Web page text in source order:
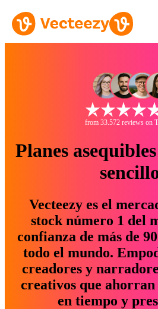
from 33.572 reviews on
Planes
Vecteezy es el
stock número 1 del
confianza de más de
todo el mundo.
creadores y
creativos que ahorran
en tiempo y